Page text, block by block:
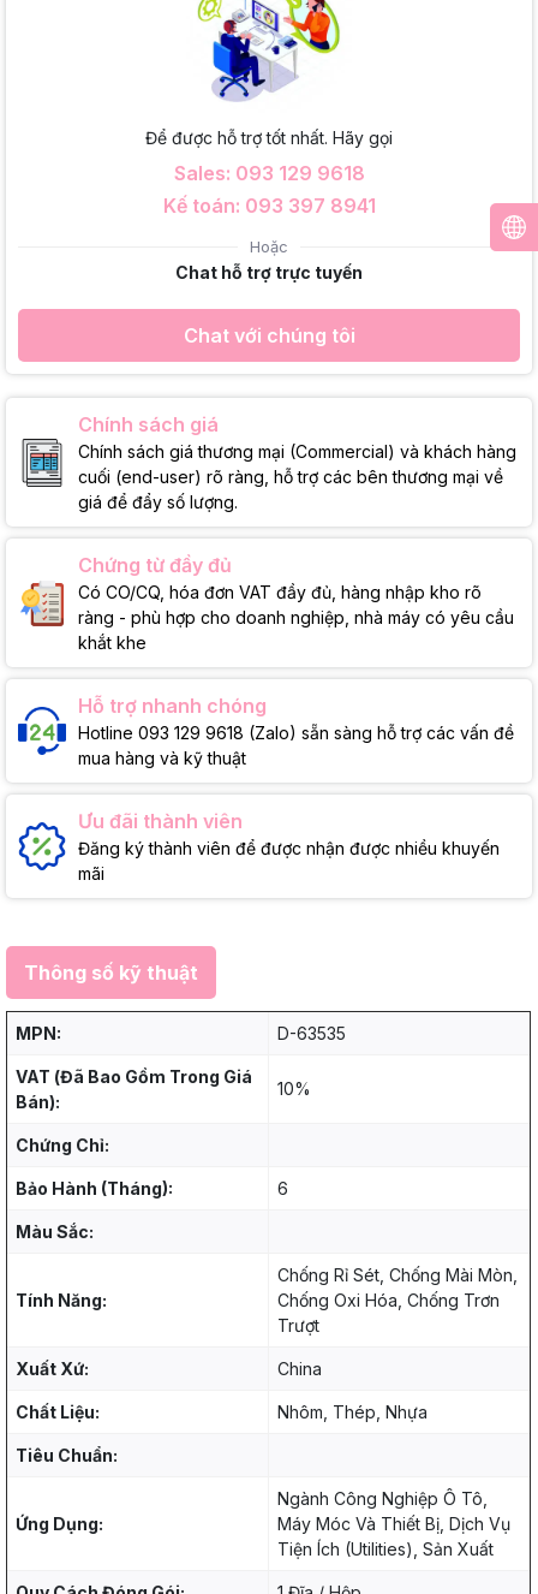
Để được hỗ trợ tốt nhất. Hãy gọi
Sales: 093 129 9618
Kế toán: 093 397 8941
Hoặc
Chat hỗ trợ trực tuyến
Chat với chúng tôi
Chính sách giá
Chính sách giá thương mại (Commercial) và khách hàng
cuối (end-user) rõ ràng, hỗ trợ các bên thương mại về
giá để đẩy số lượng.
Chứng từ đầy đủ
Có CO/CQ, hóa đơn VAT đầy đủ, hàng nhập kho rõ
ràng - phù hợp cho doanh nghiệp, nhà máy có yêu cầu
khắt khe
Hỗ trợ nhanh chóng
Hotline 093 129 9618 (Zalo) sẵn sàng hỗ trợ các vấn đề
mua hàng và kỹ thuật
Ưu đãi thành viên
Đăng ký thành viên để được nhận được nhiều khuyến
mãi
Thông số kỹ thuật
MPN: D-63535
VAT (Đã Bao Gồm Trong Giá
Bán):
10%
Chứng Chỉ:
Bảo Hành (Tháng): 6
Màu Sắc:
Tính Năng:
Chống Rỉ Sét, Chống Mài Mòn,
Chống Oxi Hóa, Chống Trơn
Trượt
Xuất Xứ: China
Chất Liệu: Nhôm, Thép, Nhựa
Tiêu Chuẩn:
Ứng Dụng:
Ngành Công Nghiệp Ô Tô,
Máy Móc Và Thiết Bị, Dịch Vụ
Tiện Ích (Utilities), Sản Xuất